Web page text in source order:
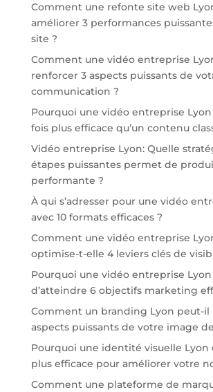
Comment une refonte site web
améliorer 3 performances
site ?
Comment une vidéo entreprise
renforcer 3 aspects puissants de
communication ?
Pourquoi une vidéo entreprise
fois plus efficace qu’un contenu
Vidéo entreprise Lyon: Quelle
étapes puissantes permet de
performante ?
À qui s’adresser pour une vidéo
avec 10 formats efficaces ?
Comment une vidéo entreprise
optimise-t-elle 4 leviers clés de
Pourquoi une vidéo entreprise
d’atteindre 6 objectifs marketing
Comment un branding Lyon peut-il
aspects puissants de votre image
Pourquoi une identité visuelle Lyon
plus efficace pour améliorer votre
Comment une plateforme de